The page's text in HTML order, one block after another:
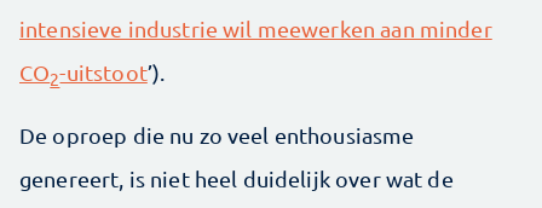
intensieve industrie wil meewerken aan minder
CO2-uitstoot’).
De oproep die nu zo veel enthousiasme
genereert, is niet heel duidelijk over wat de